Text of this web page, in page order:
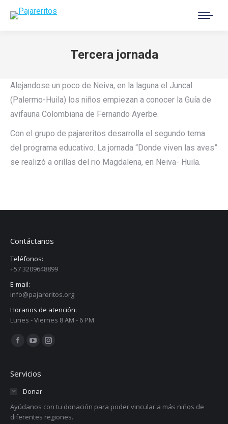
Tercera jornada
Alejandose un poco de Neiva, en la laguna el Juncal
(Palermo-Huila) los niños empiezan a conocer la Guía de
avifauna Colombiana de Fernando Ayerbe.
Con el grupo de pajareritos desarrolla el segundo tema
del programa educativo. La jornada “Donde viven las aves”
se realizó a orillas del rio Magdalena, en Neiva- Huila.
Contáctanos
Teléfonos:
+57 3209648899
E-mail:
info@pajareritos.org
Horarios de atención:
Lunes - Viernes 8 AM - 6 PM
Encuéntranos en:
Facebook
opens
window
YouTube
opens
Instagram
Servicios
Donar
Ayúdanos con tu donación para poder vincular a más niños de
diferentes regiones.